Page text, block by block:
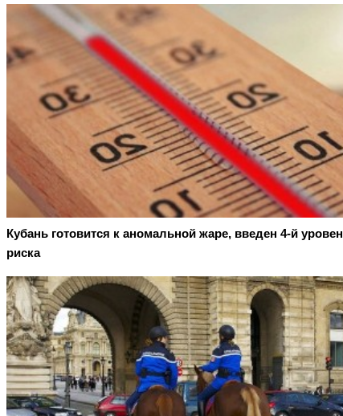
Кубань готовится к аномальной жаре, введен 4-й
риска